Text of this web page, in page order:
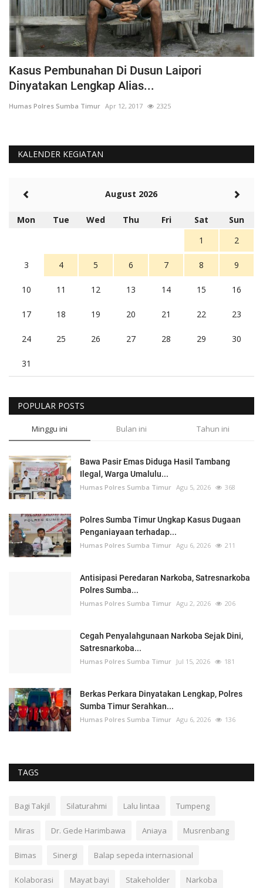
Itwasda Polda NTT Lakukan Audit Kinerja
Tahap I Tahun 2024...
Humas Polres Sumba Timur Mar 2, 2024 1671
KALENDER KEGIATAN
August 2026
Mon Tue Wed Thu Fri Sat
Sun
1
2
3 4 5 6 7 8 9
10 11 12 13 14 15 16
17 18 19 20 21 22 23
24 25 26 27 28 29 30
31
POPULAR POSTS
Minggu ini Bulan ini Tahun ini
Bawa Pasir Emas Diduga Hasil Tambang
Ilegal, Warga Umalulu...
Humas Polres Sumba Timur Agu 5, 2026 368
Polres Sumba Timur Ungkap Kasus Dugaan
Penganiayaan terhadap...
Humas Polres Sumba Timur Agu 6, 2026 211
Antisipasi Peredaran Narkoba, Satresnarkoba
Polres Sumba...
Humas Polres Sumba Timur Agu 2, 2026 206
Cegah Penyalahgunaan Narkoba Sejak Dini,
Satresnarkoba...
Humas Polres Sumba Timur Jul 15, 2026 181
Berkas Perkara Dinyatakan Lengkap, Polres
Sumba Timur Serahkan...
Humas Polres Sumba Timur Agu 6, 2026 136
TAGS
Bagi Takjil Silaturahmi Lalu lintaa Tumpeng
Miras Dr. Gede Harimbawa Aniaya Musrenbang
Bimas Sinergi Balap sepeda internasional
Kolaborasi Mayat bayi Stakeholder Narkoba